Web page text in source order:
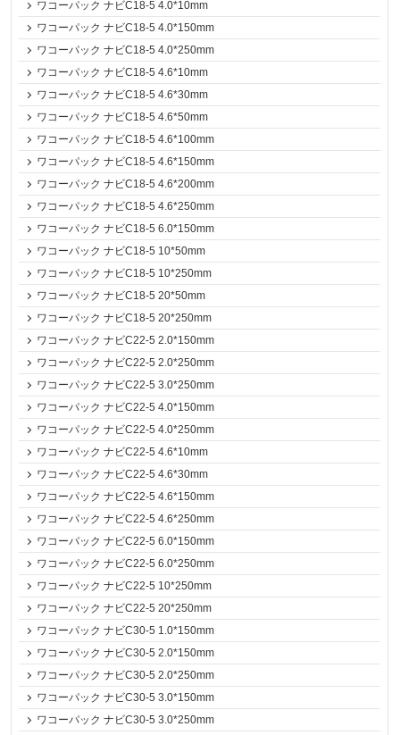
ワコーパック ナビC18-5 4.0*10mm
ワコーパック ナビC18-5 4.0*150mm
ワコーパック ナビC18-5 4.0*250mm
ワコーパック ナビC18-5 4.6*10mm
ワコーパック ナビC18-5 4.6*30mm
ワコーパック ナビC18-5 4.6*50mm
ワコーパック ナビC18-5 4.6*100mm
ワコーパック ナビC18-5 4.6*150mm
ワコーパック ナビC18-5 4.6*200mm
ワコーパック ナビC18-5 4.6*250mm
ワコーパック ナビC18-5 6.0*150mm
ワコーパック ナビC18-5 10*50mm
ワコーパック ナビC18-5 10*250mm
ワコーパック ナビC18-5 20*50mm
ワコーパック ナビC18-5 20*250mm
ワコーパック ナビC22-5 2.0*150mm
ワコーパック ナビC22-5 2.0*250mm
ワコーパック ナビC22-5 3.0*250mm
ワコーパック ナビC22-5 4.0*150mm
ワコーパック ナビC22-5 4.0*250mm
ワコーパック ナビC22-5 4.6*10mm
ワコーパック ナビC22-5 4.6*30mm
ワコーパック ナビC22-5 4.6*150mm
ワコーパック ナビC22-5 4.6*250mm
ワコーパック ナビC22-5 6.0*150mm
ワコーパック ナビC22-5 6.0*250mm
ワコーパック ナビC22-5 10*250mm
ワコーパック ナビC22-5 20*250mm
ワコーパック ナビC30-5 1.0*150mm
ワコーパック ナビC30-5 2.0*150mm
ワコーパック ナビC30-5 2.0*250mm
ワコーパック ナビC30-5 3.0*150mm
ワコーパック ナビC30-5 3.0*250mm